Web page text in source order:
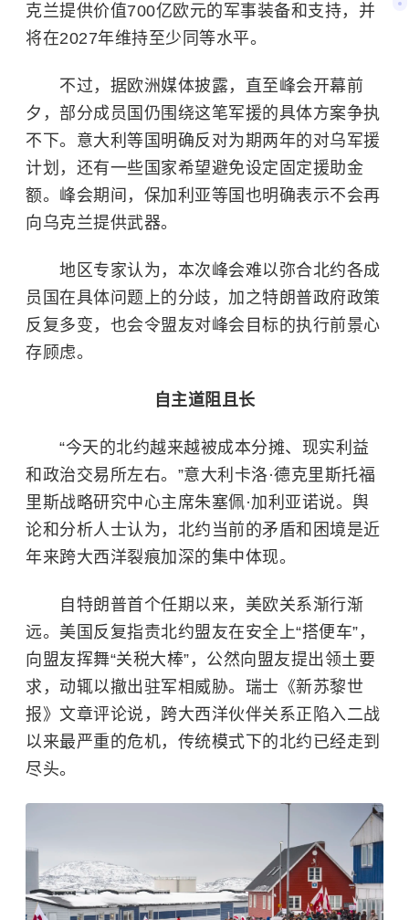
克兰提供价值700亿欧元的军事装备和支持，并
将在2027年维持至少同等水平。
不过，据欧洲媒体披露，直至峰会开幕前
夕，部分成员国仍围绕这笔军援的具体方案争执
不下。意大利等国明确反对为期两年的对乌军援
计划，还有一些国家希望避免设定固定援助金
额。峰会期间，保加利亚等国也明确表示不会再
向乌克兰提供武器。
地区专家认为，本次峰会难以弥合北约各成
员国在具体问题上的分歧，加之特朗普政府政策
反复多变，也会令盟友对峰会目标的执行前景心
存顾虑。
自主道阻且长
“今天的北约越来越被成本分摊、现实利益
和政治交易所左右。”意大利卡洛·德克里斯托福
里斯战略研究中心主席朱塞佩·加利亚诺说。舆
论和分析人士认为，北约当前的矛盾和困境是近
年来跨大西洋裂痕加深的集中体现。
自特朗普首个任期以来，美欧关系渐行渐
远。美国反复指责北约盟友在安全上“搭便车”，
向盟友挥舞“关税大棒”，公然向盟友提出领土要
求，动辄以撤出驻军相威胁。瑞士《新苏黎世
报》文章评论说，跨大西洋伙伴关系正陷入二战
以来最严重的危机，传统模式下的北约已经走到
尽头。